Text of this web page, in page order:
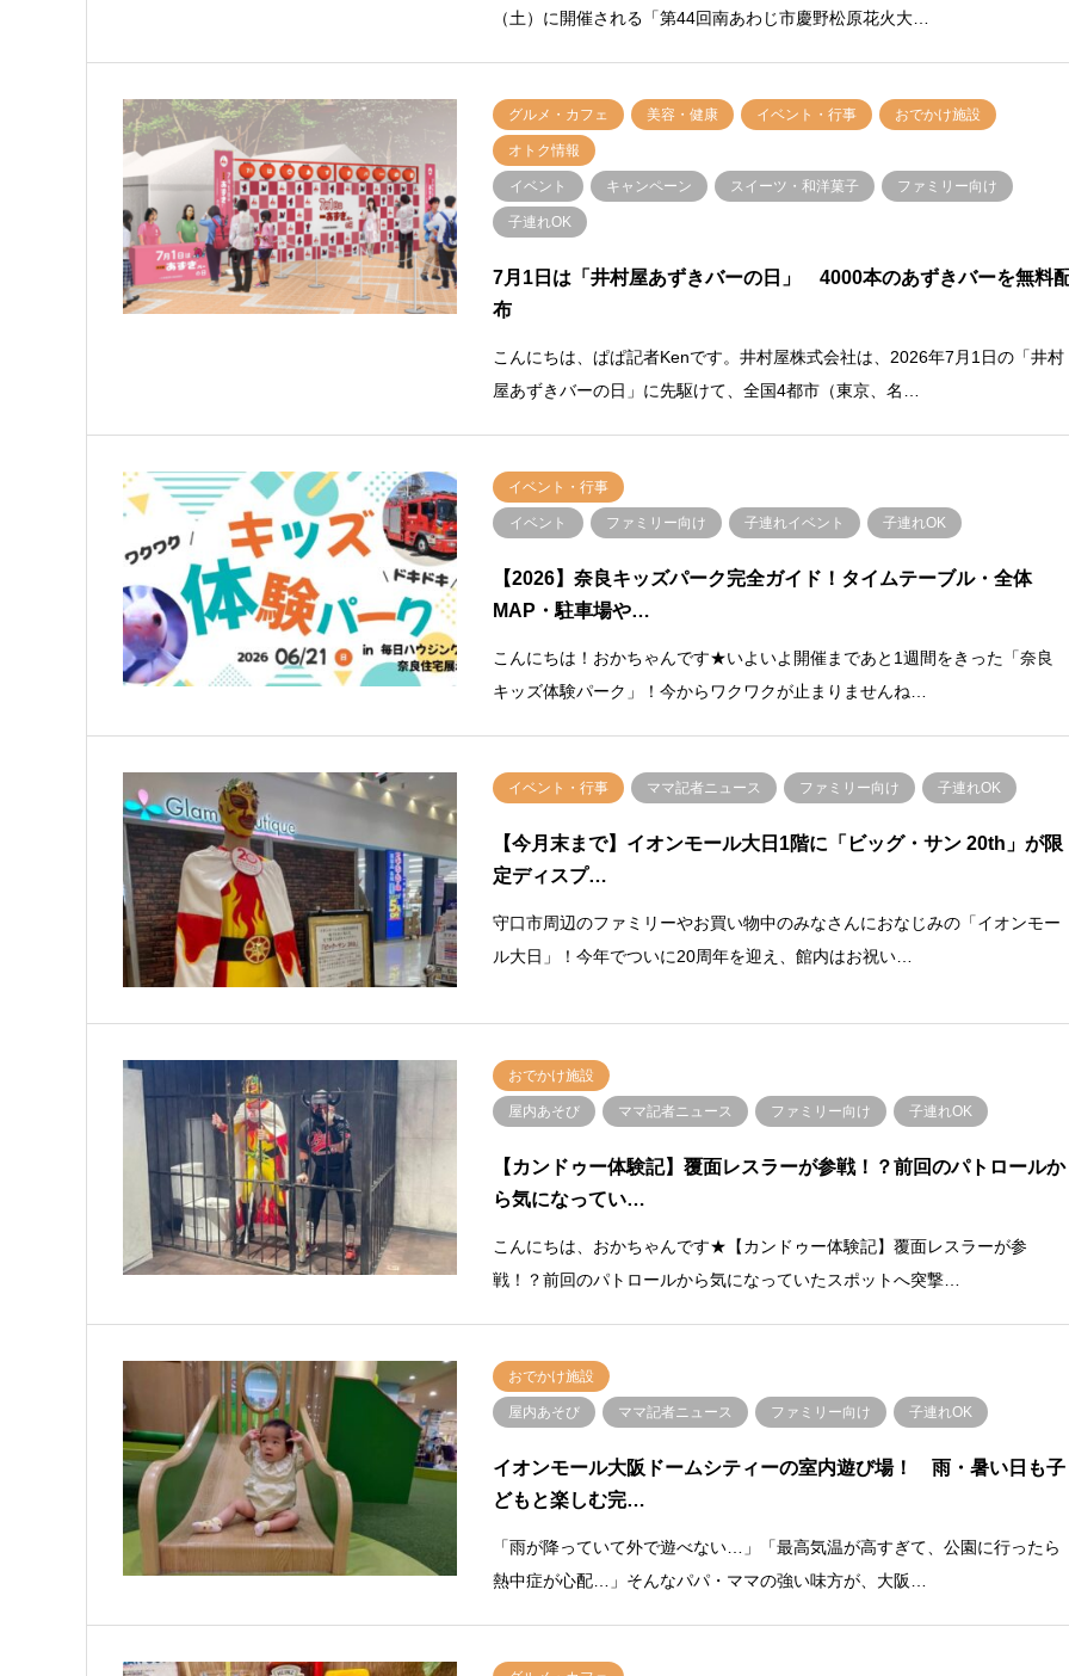
（土）に開催される「第44回南あわじ市慶野松原花火大…
グルメ・カフェ 美容・健康 イベント・行事 おでかけ施設
オトク情報
イベント キャンペーン スイーツ・和洋菓子 ファミリー向け
子連れOK
7月1日は「井村屋あずきバーの日」 4000本のあずきバーを無料
布
こんにちは、ぱぱ記者Kenです。井村屋株式会社は、2026年7月1日の「井村
屋あずきバーの日」に先駆けて、全国4都市（東京、名…
イベント・行事
イベント ファミリー向け 子連れイベント 子連れOK
【2026】奈良キッズパーク完全ガイド！タイムテーブル・全体
MAP・駐車場や…
こんにちは！おかちゃんです★いよいよ開催まであと1週間をきった「奈良
キッズ体験パーク」！今からワクワクが止まりませんね…
イベント・行事 ママ記者ニュース ファミリー向け 子連れOK
【今月末まで】イオンモール大日1階に「ビッグ・サン 20th」が限
定ディスプ…
守口市周辺のファミリーやお買い物中のみなさんにおなじみの「イオンモー
ル大日」！今年でついに20周年を迎え、館内はお祝い…
おでかけ施設
屋内あそび ママ記者ニュース ファミリー向け 子連れOK
​【カンドゥー体験記】覆面レスラーが参戦！？前回のパトロールか
ら気になってい…
こんにちは、おかちゃんです★【カンドゥー体験記】覆面レスラーが参
戦！？前回のパトロールから気になっていたスポットへ突撃…
おでかけ施設
屋内あそび ママ記者ニュース ファミリー向け 子連れOK
​イオンモール大阪ドームシティーの室内遊び場！ 雨・暑い日も子
どもと楽しむ完…
「雨が降っていて外で遊べない…」「最高気温が高すぎて、公園に行ったら
熱中症が心配…」そんなパパ・ママの強い味方が、大阪…